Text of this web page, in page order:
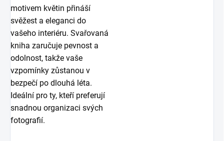
motivem květin přináší
svěžest a eleganci do
vašeho interiéru. Svařovaná
kniha zaručuje pevnost a
odolnost, takže vaše
vzpomínky zůstanou v
bezpečí po dlouhá léta.
Ideální pro ty, kteří preferují
snadnou organizaci svých
fotografií.